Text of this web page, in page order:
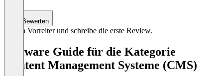
Bewerten
Sei ein Vorreiter und schreibe die erste Review.
Software Guide für die Kategorie
Content Management Systeme (CMS)